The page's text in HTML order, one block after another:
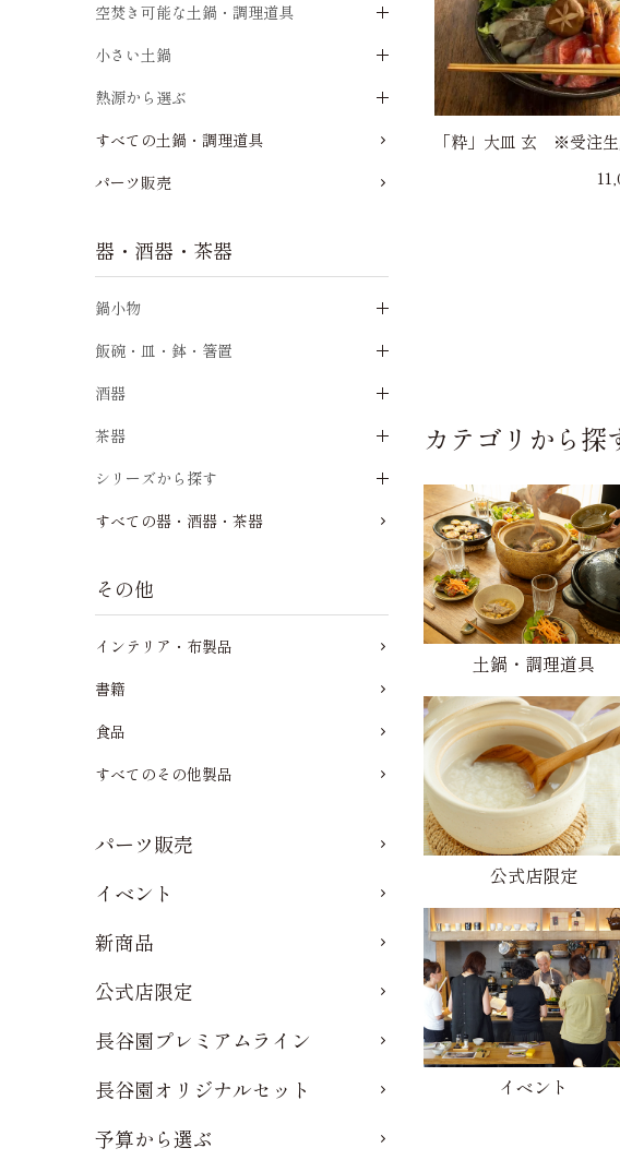
「粋」大皿 玄 ※受注
カテゴリから探
土鍋・調理道具
公式店限定
イベント
空焚き可能な土鍋・調理道具
小さい土鍋
熱源から選ぶ
すべての土鍋・調理道具
パーツ販売
器・酒器・茶器
鍋小物
飯碗・皿・鉢・箸置
酒器
茶器
シリーズから探す
すべての器・酒器・茶器
その他
インテリア・布製品
書籍
食品
すべてのその他製品
パーツ販売
イベント
新商品
公式店限定
長谷園プレミアムライン
長谷園オリジナルセット
予算から選ぶ